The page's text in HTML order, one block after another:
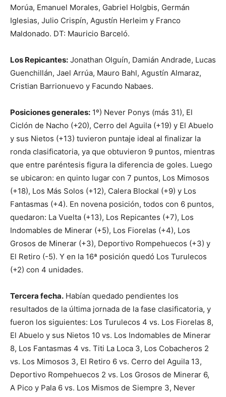
Morúa, Emanuel Morales, Gabriel Holgbis, Germán
Iglesias, Julio Crispín, Agustín Herleim y Franco
Maldonado. DT: Mauricio Barceló.
Los Repicantes: Jonathan Olguín, Damián Andrade, Lucas
Guenchillán, Jael Arrúa, Mauro Bahl, Agustín Almaraz,
Cristian Barrionuevo y Facundo Nabaes.
Posiciones generales: 1º) Never Ponys (más 31), El
Ciclón de Nacho (+20), Cerro del Aguila (+19) y El Abuelo
y sus Nietos (+13) tuvieron puntaje ideal al finalizar la
ronda clasificatoria, ya que obtuvieron 9 puntos, mientras
que entre paréntesis figura la diferencia de goles. Luego
se ubicaron: en quinto lugar con 7 puntos, Los Mimosos
(+18), Los Más Solos (+12), Calera Blockal (+9) y Los
Fantasmas (+4). En novena posición, todos con 6 puntos,
quedaron: La Vuelta (+13), Los Repicantes (+7), Los
Indomables de Minerar (+5), Los Fiorelas (+4), Los
Grosos de Minerar (+3), Deportivo Rompehuecos (+3) y
El Retiro (-5). Y en la 16ª posición quedó Los Turulecos
(+2) con 4 unidades.
Tercera fecha. Habían quedado pendientes los
resultados de la última jornada de la fase clasificatoria, y
fueron los siguientes: Los Turulecos 4 vs. Los Fiorelas 8,
El Abuelo y sus Nietos 10 vs. Los Indomables de Minerar
8, Los Fantasmas 4 vs. Titi La Loca 3, Los Cobacheros 2
vs. Los Mimosos 3, El Retiro 6 vs. Cerro del Aguila 13,
Deportivo Rompehuecos 2 vs. Los Grosos de Minerar 6,
A Pico y Pala 6 vs. Los Mismos de Siempre 3, Never